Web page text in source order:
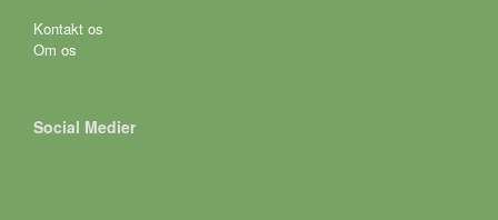
Kontakt os
Om os
Social Medier